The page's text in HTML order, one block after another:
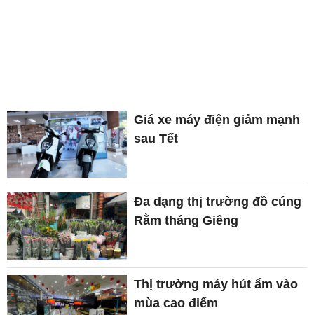
Giá xe máy điện giảm mạnh
sau Tết
Đa dạng thị trường đồ cúng
Rằm tháng Giêng
Thị trường máy hút ẩm vào
mùa cao điểm